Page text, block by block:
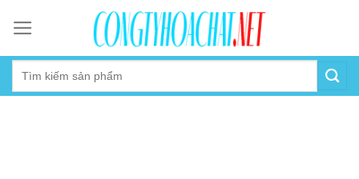
content